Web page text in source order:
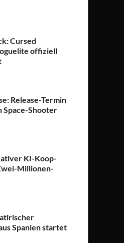
Cursed
offiziell
Release-Termin
Space-Shooter
KI-Koop-
Millionen-
Spanien startet